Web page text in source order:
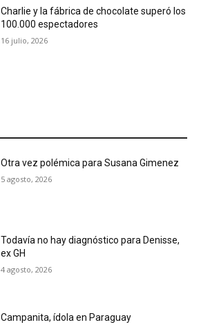
Charlie y la fábrica de chocolate superó los
100.000 espectadores
16 julio, 2026
Otra vez polémica para Susana Gimenez
5 agosto, 2026
Todavía no hay diagnóstico para Denisse,
ex GH
4 agosto, 2026
Campanita, ídola en Paraguay